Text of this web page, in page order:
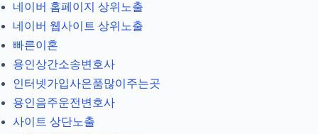
네이버 홈페이지 상위노출
네이버 웹사이트 상위노출
빠른이혼
용인상간소송변호사
인터넷가입사은품많이주는곳
용인음주운전변호사
사이트 상단노출